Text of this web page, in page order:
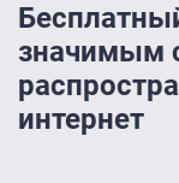
значимым
интернет